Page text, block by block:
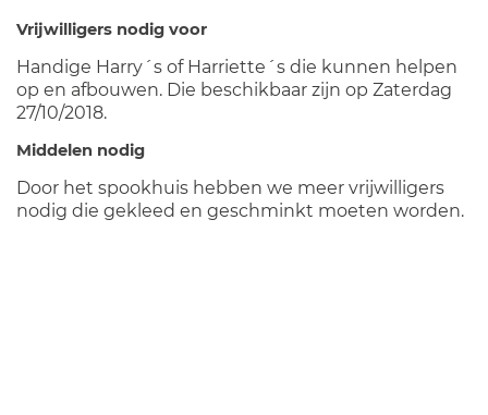
Vrijwilligers nodig voor
Handige Harry´s of Harriette´s die kunnen helpen
op en afbouwen. Die beschikbaar zijn op Zaterdag
27/10/2018.
Middelen nodig
Door het spookhuis hebben we meer vrijwilligers
nodig die gekleed en geschminkt moeten worden.